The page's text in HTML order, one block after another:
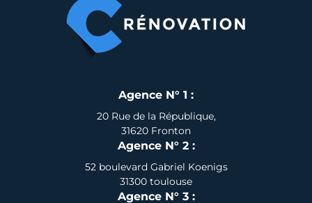
Agence N° 1 :
20 Rue de la République,
31620 Fronton
Agence N° 2 :
52 boulevard Gabriel Koenigs
31300 toulouse
Agence N° 3 :